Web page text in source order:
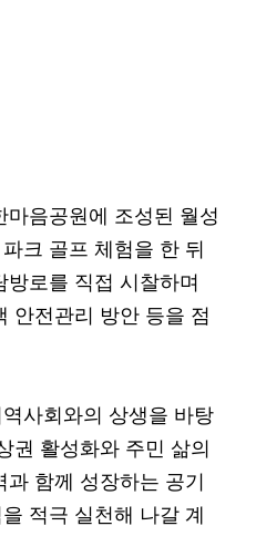
음공원에 조성된 월성
크 골프 체험을 한 뒤
로를 직접 시찰하며
안전관리 방안 등을 점
사회와의 상생을 바탕
권 활성화와 주민 삶의
함께 성장하는 공기
적극 실천해 나갈 계